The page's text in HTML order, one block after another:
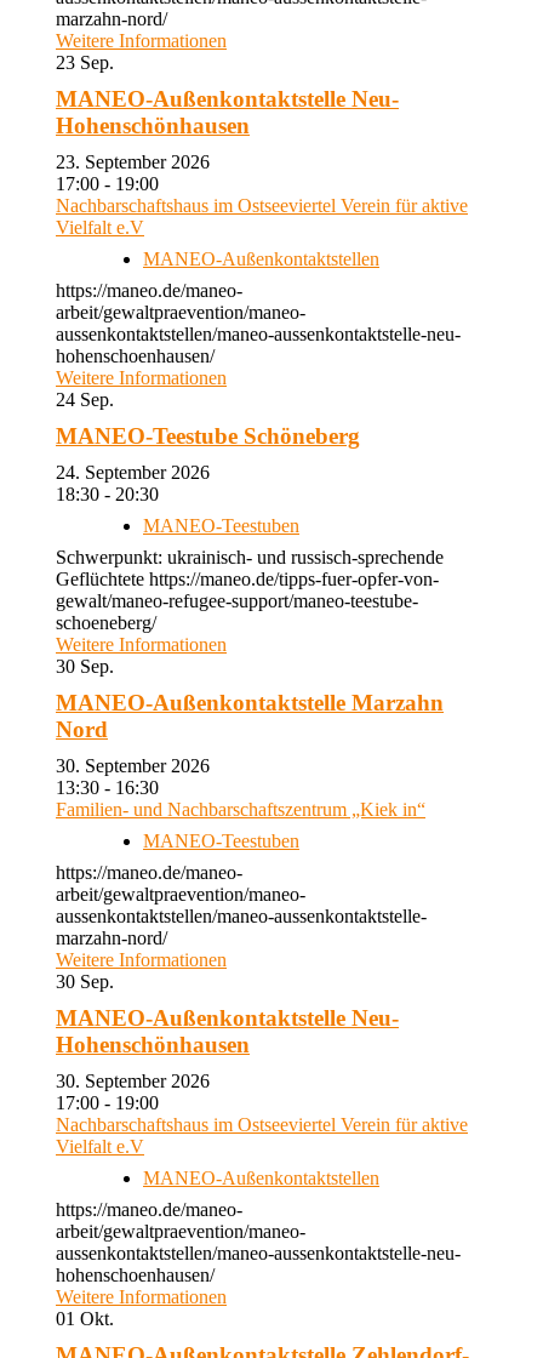
marzahn-nord/
Weitere Informationen
23 Sep.
MANEO-Außenkontaktstelle Neu-
Hohenschönhausen
23. September 2026
17:00 - 19:00
Nachbarschaftshaus im Ostseeviertel Verein für aktive
Vielfalt e.V
MANEO-Außenkontaktstellen
https://maneo.de/maneo-
arbeit/gewaltpraevention/maneo-
aussenkontaktstellen/maneo-aussenkontaktstelle-neu-
hohenschoenhausen/
Weitere Informationen
24 Sep.
MANEO-Teestube Schöneberg
24. September 2026
18:30 - 20:30
MANEO-Teestuben
Schwerpunkt: ukrainisch- und russisch-sprechende
Geflüchtete https://maneo.de/tipps-fuer-opfer-von-
gewalt/maneo-refugee-support/maneo-teestube-
schoeneberg/
Weitere Informationen
30 Sep.
MANEO-Außenkontaktstelle Marzahn
Nord
30. September 2026
13:30 - 16:30
Familien- und Nachbarschaftszentrum „Kiek in“
MANEO-Teestuben
https://maneo.de/maneo-
arbeit/gewaltpraevention/maneo-
aussenkontaktstellen/maneo-aussenkontaktstelle-
marzahn-nord/
Weitere Informationen
30 Sep.
MANEO-Außenkontaktstelle Neu-
Hohenschönhausen
30. September 2026
17:00 - 19:00
Nachbarschaftshaus im Ostseeviertel Verein für aktive
Vielfalt e.V
MANEO-Außenkontaktstellen
https://maneo.de/maneo-
arbeit/gewaltpraevention/maneo-
aussenkontaktstellen/maneo-aussenkontaktstelle-neu-
hohenschoenhausen/
Weitere Informationen
01 Okt.